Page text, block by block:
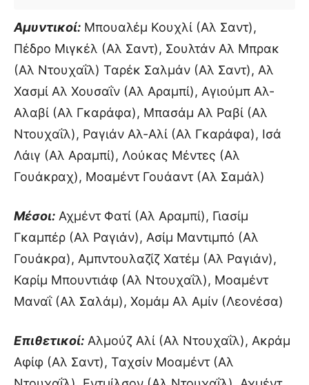
Αμυντικοί: Μπουαλέμ Κουχλί (Αλ Σαντ),
Πέδρο Μιγκέλ (Αλ Σαντ), Σουλτάν Αλ Μπρακ
(Αλ Ντουχαΐλ) Ταρέκ Σαλμάν (Αλ Σαντ), Αλ
Χασμί Αλ Χουσαΐν (Αλ Αραμπί), Αγιούμπ Αλ-
Αλαβί (Αλ Γκαράφα), Μπασάμ Αλ Ραβί (Αλ
Ντουχαΐλ), Ραγιάν Αλ-Αλί (Αλ Γκαράφα), Ισά
Λάιγ (Αλ Αραμπί), Λούκας Μέντες (Αλ
Γουάκραχ), Μοαμέντ Γουάαντ (Αλ Σαμάλ)
Μέσοι: Αχμέντ Φατί (Αλ Αραμπί), Γιασίμ
Γκαμπέρ (Αλ Ραγιάν), Ασίμ Μαντιμπό (Αλ
Γουάκρα), Αμπντουλαζίζ Χατέμ (Αλ Ραγιάν),
Καρίμ Μπουντιάφ (Αλ Ντουχαΐλ), Μοαμέντ
Μαναΐ (Αλ Σαλάμ), Χομάμ Αλ Αμίν (Λεονέσα)
Επιθετικοί: Αλμούζ Αλί (Αλ Ντουχαΐλ), Ακράμ
Αφίφ (Αλ Σαντ), Ταχσίν Μοαμέντ (Αλ